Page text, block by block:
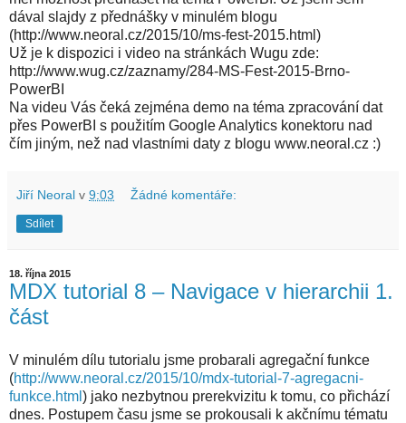
dával slajdy z přednášky v minulém blogu
(http://www.neoral.cz/2015/10/ms-fest-2015.html)
Už je k dispozici i video na stránkách Wugu zde:
http://www.wug.cz/zaznamy/284-MS-Fest-2015-Brno-
PowerBI
Na videu Vás čeká zejména demo na téma zpracování dat
přes PowerBI s použitím Google Analytics konektoru nad
čím jiným, než nad vlastními daty z blogu www.neoral.cz :)
Jiří Neoral v 9:03 Žádné komentáře:
Sdílet
18. října 2015
MDX tutorial 8 – Navigace v hierarchii 1.
část
V minulém dílu tutorialu jsme probarali agregační funkce
(http://www.neoral.cz/2015/10/mdx-tutorial-7-agregacni-
funkce.html ) jako nezbytnou prerekvizitu k tomu, co přichází
dnes. Postupem času jsme se prokousali k akčnímu tématu